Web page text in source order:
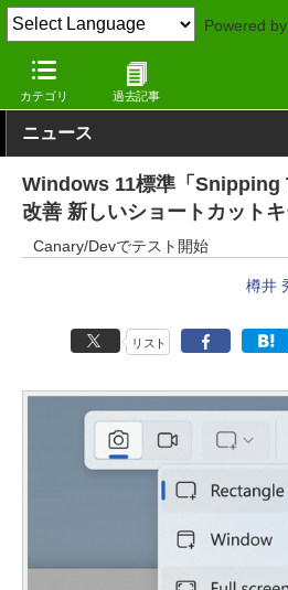
Powered by
カテゴリ 過去記事
窓の杜 システム・ファイル
ニュース
Windows 11標準「Snipping
改善 新しいショートカット
Canary/Devでテスト開始
樽井
リスト